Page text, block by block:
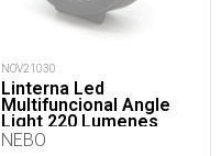
NOV21030
Linterna Led
Multifuncional Angle
Light 220 Lumenes
(AAA)
NEBO